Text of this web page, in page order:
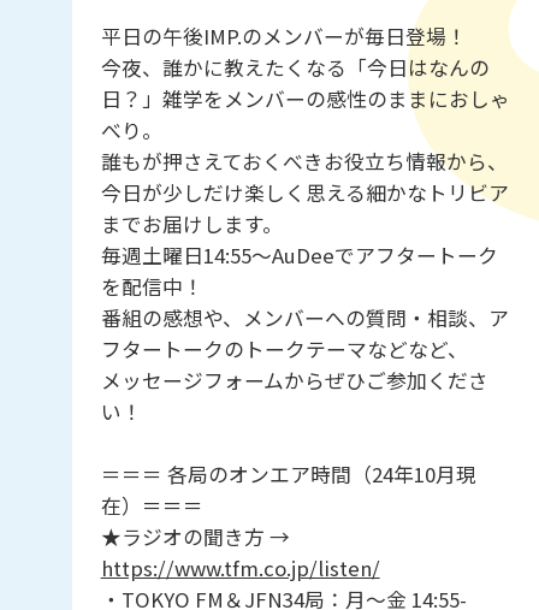
平日の午後IMP.のメンバーが毎日登場！
今夜、誰かに教えたくなる「今日はなんの
日？」雑学をメンバーの感性のままにおしゃ
べり。
誰もが押さえておくべきお役立ち情報から、
今日が少しだけ楽しく思える細かなトリビア
までお届けします。
毎週土曜日14:55～AuDeeでアフタートーク
を配信中！
番組の感想や、メンバーへの質問・相談、ア
フタートークのトークテーマなどなど、
メッセージフォームからぜひご参加くださ
い！
＝＝＝ 各局のオンエア時間（24年10月現
在）＝＝＝
★ラジオの聞き方 →
https://www.tfm.co.jp/listen/
・TOKYO FM＆JFN34局：月～金 14:55-